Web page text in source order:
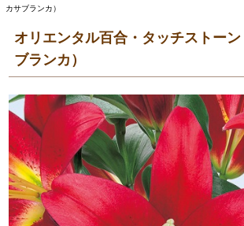
カサブランカ）
オリエンタル百合・タッチストー
ブランカ）